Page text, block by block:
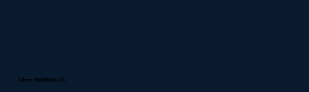
Über MSM365.DE